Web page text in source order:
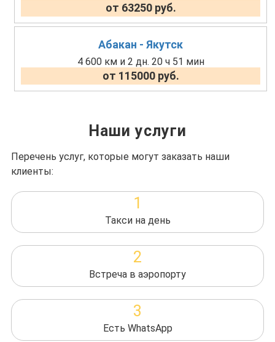
от 63250 руб.
Абакан - Якутск
4 600 км и 2 дн. 20 ч 51 мин
от 115000 руб.
Наши услуги
Перечень услуг, которые могут заказать наши
клиенты:
1
Такси на день
2
Встреча в аэропорту
3
Есть WhatsApp